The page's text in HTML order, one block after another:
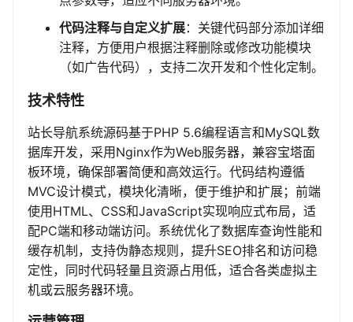
代码注释与自定义扩展：关键代码部分添加详细
注释，方便用户根据注释删除或修改功能模块
（如广告代码），支持二次开发和个性化定制。
技术特性
站长导航系统源码基于PHP 5.6编程语言和MySQL数
据库开发，采用Nginx作为Web服务器，兼容宝塔面
板环境，确保部署简便和高效运行。代码结构遵循
MVC设计模式，模块化清晰，便于维护和扩展；前端
使用HTML、CSS和JavaScript实现响应式布局，适
配PC端和移动端访问。系统优化了数据库查询性能和
缓存机制，支持伪静态规则，提升SEO排名和访问稳
定性，同时代码轻量且资源占用低，适合各类虚拟主
机或云服务器环境。